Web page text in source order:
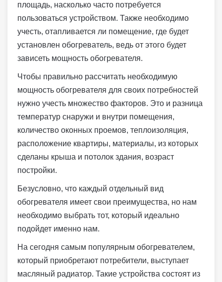
площадь, насколько часто потребуется
пользоваться устройством. Также необходимо
учесть, отапливается ли помещение, где будет
установлен обогреватель, ведь от этого будет
зависеть мощность обогревателя.
Чтобы правильно рассчитать необходимую
мощность обогревателя для своих потребностей
нужно учесть множество факторов. Это и разница
температур снаружи и внутри помещения,
количество оконных проемов, теплоизоляция,
расположение квартиры, материалы, из которых
сделаны крыша и потолок здания, возраст
постройки.
Безусловно, что каждый отдельный вид
обогревателя имеет свои преимущества, но нам
необходимо выбрать тот, который идеально
подойдет именно нам.
На сегодня самым популярным обогревателем,
который приобретают потребители, выступает
масляный радиатор. Такие устройства состоят из